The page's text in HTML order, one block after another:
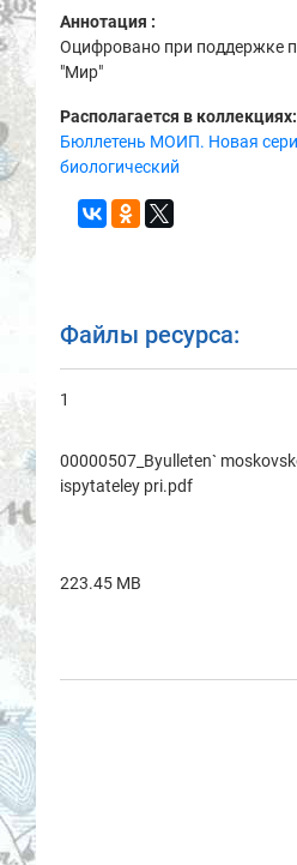
Аннотация :
Оцифровано при поддержке
"Мир"
Располагается в коллекциях:
Бюллетень МОИП. Новая
биологический
Файлы ресурса:
1
00000507_Byulleten`
ispytаteley pri.pdf
223.45 MB